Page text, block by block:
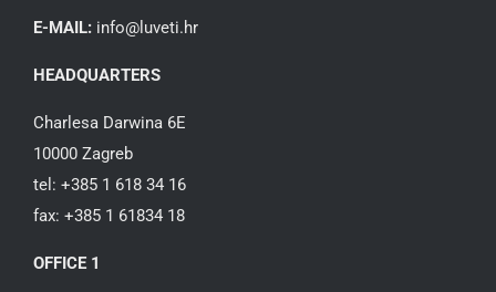
E-MAIL: info@luveti.hr
HEADQUARTERS
Charlesa Darwina 6E
10000 Zagreb
tel: +385 1 618 34 16
fax: +385 1 61834 18
OFFICE 1